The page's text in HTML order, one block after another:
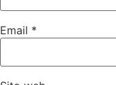
Email *